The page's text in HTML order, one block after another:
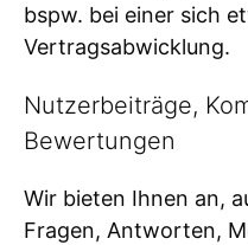
bspw. bei einer sich
Vertragsabwicklung.
Nutzerbeiträge,
Bewertungen
Wir bieten Ihnen an,
Fragen, Antworten,